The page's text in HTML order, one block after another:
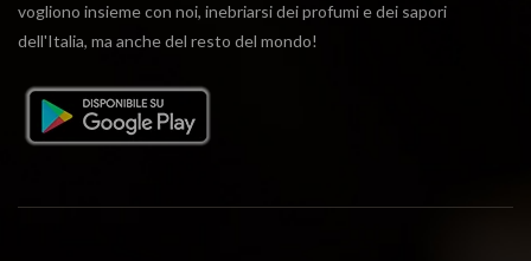
vogliono insieme con noi, inebriarsi dei profumi e dei sapori
dell'Italia, ma anche del resto del mondo!